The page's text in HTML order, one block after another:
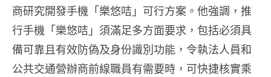
商研究開發手機「樂悠咭」可行方案。他強調，推
行手機「樂悠咭」須滿足多方面要求，包括必須具
備可靠且有效防偽及身份識別功能，令執法人員和
公共交通營辦商前線職員有需要時，可快捷核實乘